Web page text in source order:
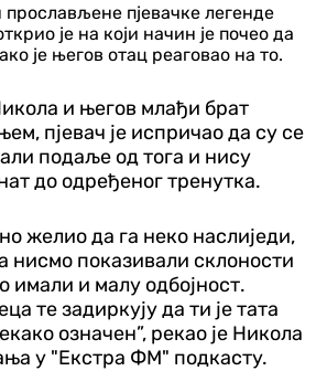
пјевачке легенде
је на који начин је почео да
је његов отац реаговао на то.
и његов млађи брат
пјевач је испричао да су се
подаље од тога и нису
до одређеног тренутка.
желио да га неко наслиједи,
нисмо показивали склоности
имали и малу одбојност.
те задиркују да ти је тата
означен”, рекао је Никола
у "Екстра ФМ" подкасту.